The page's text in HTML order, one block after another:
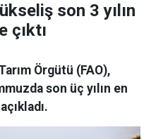
son 3 yılın
çıktı
Örgütü (FAO),
son üç yılın en